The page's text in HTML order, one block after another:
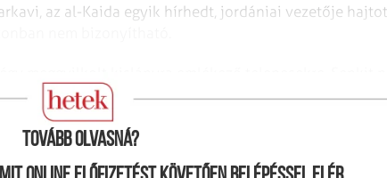
az al-Kaida egyik hírhedt, jordániai vezetője
Tovább olvasná?